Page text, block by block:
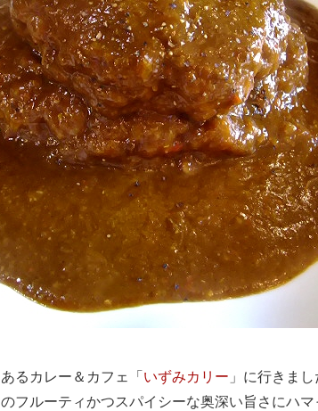
るカレー＆カフェ「 いずみカリー 」に行きまし
フルーティかつスパイシーな奥深い旨さにハマ